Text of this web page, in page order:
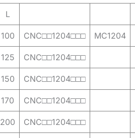
L
100 CNC□□1204□□□ MC1204
125 CNC□□1204□□□
150 CNC□□1204□□□
170 CNC□□1204□□□
200 CNC□□1204□□□